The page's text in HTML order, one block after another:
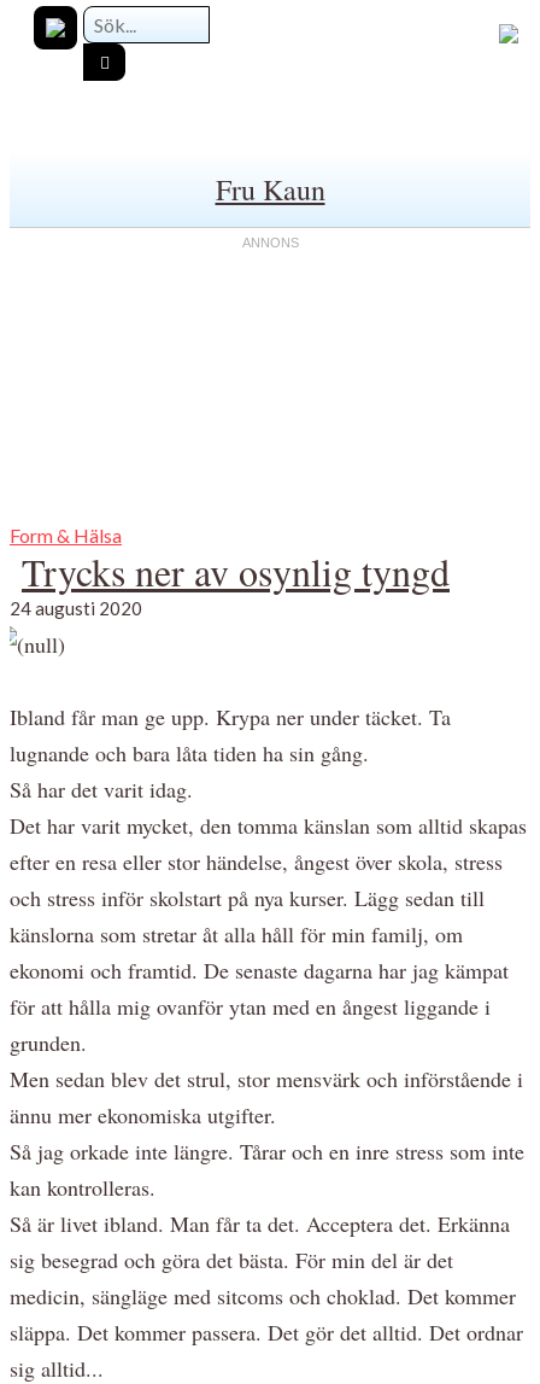
Fru Kaun
Form & Hälsa
Trycks ner av osynlig tyngd
24 augusti 2020
Ibland får man ge upp. Krypa ner under täcket. Ta
lugnande och bara låta tiden ha sin gång.
Så har det varit idag.
Det har varit mycket, den tomma känslan som alltid skapas
efter en resa eller stor händelse, ångest över skola, stress
och stress inför skolstart på nya kurser. Lägg sedan till
känslorna som stretar åt alla håll för min familj, om
ekonomi och framtid. De senaste dagarna har jag kämpat
för att hålla mig ovanför ytan med en ångest liggande i
grunden.
Men sedan blev det strul, stor mensvärk och införstående i
ännu mer ekonomiska utgifter.
Så jag orkade inte längre. Tårar och en inre stress som inte
kan kontrolleras.
Så är livet ibland. Man får ta det. Acceptera det. Erkänna
sig besegrad och göra det bästa. För min del är det
medicin, sängläge med sitcoms och choklad. Det kommer
släppa. Det kommer passera. Det gör det alltid. Det ordnar
sig alltid...